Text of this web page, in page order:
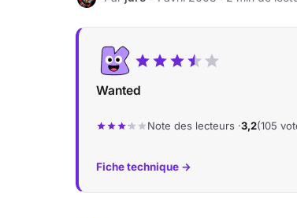
Wanted
Note des lecteurs ·3,2(105
Fiche technique →